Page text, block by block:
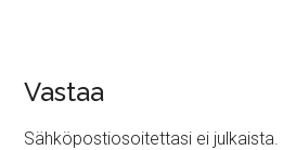
Vastaa
Sähköpostiosoitettasi ei julkaista.